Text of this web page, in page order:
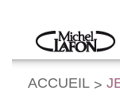
Accueil
ACCUEIL >